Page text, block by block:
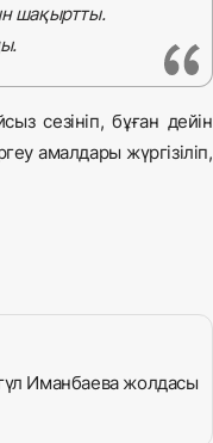
шақыртты.
сезініп, бұған дейін
амалдары жүргізіліп,
Иманбаева жолдасы